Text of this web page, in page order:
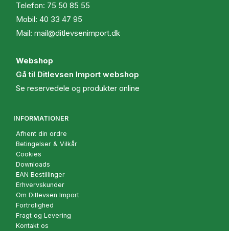
Telefon: 75 50 85 55
Mobil: 40 33 47 95
Mail: mail@ditlevsenimport.dk
Webshop
Gå til Ditlevsen Import webshop
Se reservedele og produkter online
INFORMATIONER
Afhent din ordre
Betingelser & Vilkår
Cookies
Downloads
EAN Bestillinger
Erhvervskunder
Om Ditlevsen Import
Fortrolighed
Fragt og Levering
Kontakt os